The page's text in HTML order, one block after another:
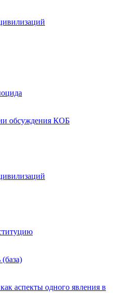
обсуждения КОБ
аспекты одного явления в